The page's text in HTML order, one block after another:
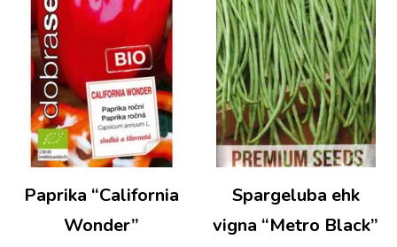
Paprika “California
Wonder”
Spargeluba ehk
vigna “Metro Black”